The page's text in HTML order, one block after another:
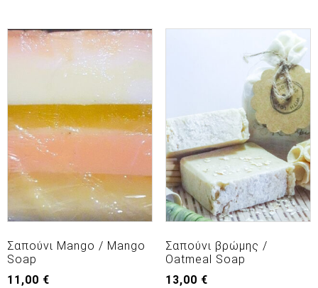
Σαπούνι Mango / Mango
Soap
11,00 €
Σαπούνι βρώμης /
Oatmeal Soap
13,00 €